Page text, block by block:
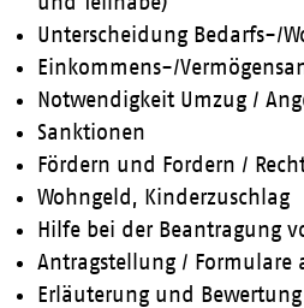
Unterscheidung Bedarfs-/
Einkommens-/
Notwendigkeit Umzug /
Sanktionen
Fördern und Fordern /
Wohngeld, Kinderzuschlag
Hilfe bei der Beantragung
Antragstellung / Formulare
Erläuterung und